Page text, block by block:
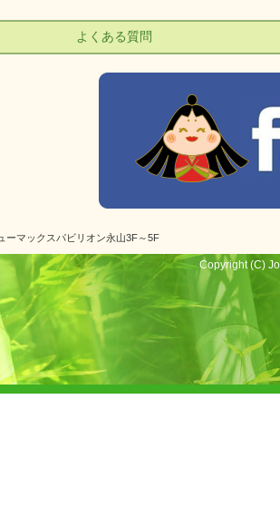
よくある質問
ーマックスパビリオン永山3F～5F
Copyright (C)